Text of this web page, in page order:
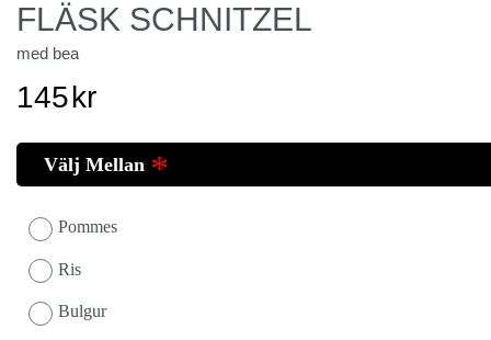
FLÄSK SCHNITZEL
med bea
145kr
Välj Mellan
Pommes
Ris
Bulgur